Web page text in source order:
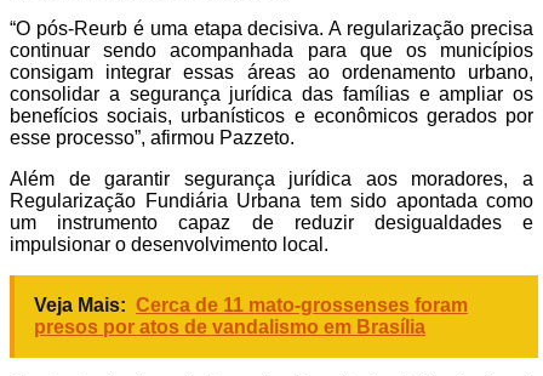
“O pós-Reurb é uma etapa decisiva. A regularização precisa
continuar sendo acompanhada para que os municípios
consigam integrar essas áreas ao ordenamento urbano,
consolidar a segurança jurídica das famílias e ampliar os
benefícios sociais, urbanísticos e econômicos gerados por
esse processo”, afirmou Pazzeto.
Além de garantir segurança jurídica aos moradores, a
Regularização Fundiária Urbana tem sido apontada como
um instrumento capaz de reduzir desigualdades e
impulsionar o desenvolvimento local.
Veja Mais: Cerca de 11 mato-grossenses foram
presos por atos de vandalismo em Brasília